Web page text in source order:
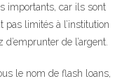
importants, car ils sont
pas limités à l’institution
de l’argent.
le nom de flash loans,